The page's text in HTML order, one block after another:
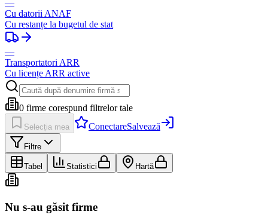
—
Cu datorii ANAF
Cu restanțe la bugetul de stat
—
Transportatori ARR
Cu licențe ARR active
0 firme corespund filtrelor tale
Selecția mea ConectareSalvează
Filtre
Tabel Statistici Hartă
Nu s-au găsit firme